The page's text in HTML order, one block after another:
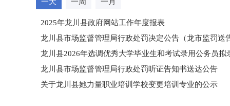
2025年龙川县政府网站工作年度报表
龙川县市场监督管理局行政处罚决定公告（龙市监罚送
龙川县2026年选调优秀大学毕业生和考试录用公务员拟
龙川县市场监督管理局行政处罚听证告知书送达公告
（龙市监罚送告〔2026〕71号）
关于龙川县她力量职业培训学校变更培训专业的公示